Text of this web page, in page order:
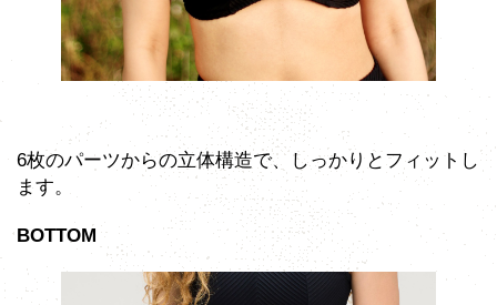
6枚のパーツからの立体構造で、しっかりとフィットし
ます。
BOTTOM